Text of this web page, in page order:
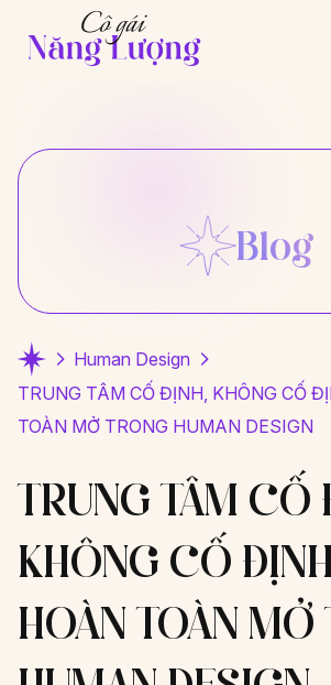
Blog
Human Design
TRUNG TÂM CỐ ĐỊNH, KHÔNG CỐ
TOÀN MỞ TRONG HUMAN DESIGN
TRUNG TÂM CỐ
KHÔNG CỐ
HOÀN TOÀN MỞ